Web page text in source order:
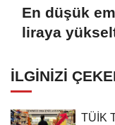
En düşük
liraya
İLGINIZI
TÜİK